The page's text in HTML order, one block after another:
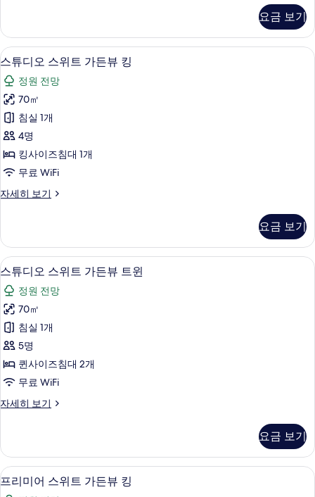
뷰
패
밀
리
트
윈
사
진
모
두
스
풀
사
드
뷰
패
밀
리
트
윈
자
히
요금 보기
스
튜
디
오
스
위
트
가
든
킹
사
진
모
두
보
기
5
스튜디오 스위트 가든뷰 킹
정원 전망
70㎡
침실 1개
4명
킹사이즈침대 1개
무료 WiFi
자세히 보기
스
스
위
트
든
뷰
킹
자
세
히
보
기
요금 보기
스
튜
디
오
스
위
트
가
든
트
윈
사
5
스튜디오 스위트 가든뷰 트윈
정원 전망
70㎡
침실 1개
5명
퀸사이즈침대 2개
무료 WiFi
자세히 보기
스
스
위
트
요금 보기
프
리
4
프리미어 스위트 가든뷰 킹